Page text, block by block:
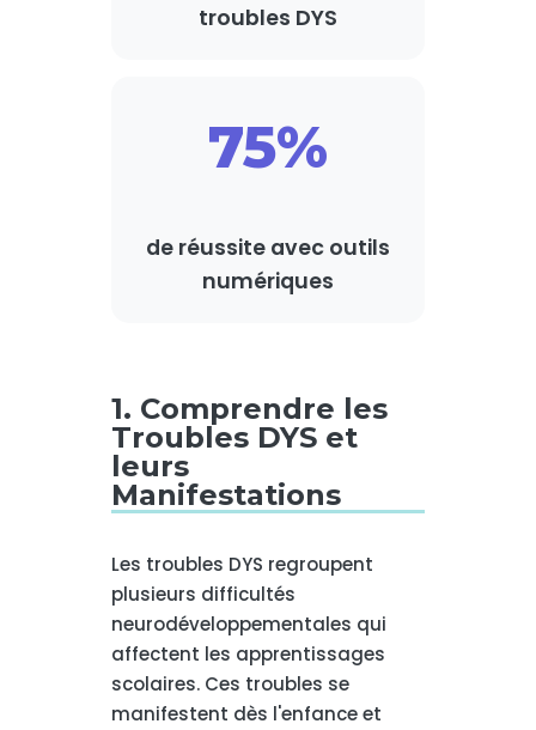
troubles DYS
75%
de réussite avec outils
numériques
1. Comprendre les
Troubles DYS et
leurs
Manifestations
Les troubles DYS regroupent
plusieurs difficultés
neurodéveloppementales qui
affectent les apprentissages
scolaires. Ces troubles se
manifestent dès l'enfance et